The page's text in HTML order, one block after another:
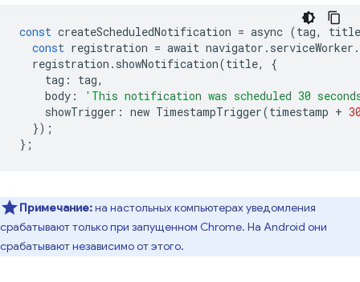
const createScheduledNotification = async (tag,
title
const registration = await navigator . serviceWorker .
registration . showNotification(title,
{
tag : tag,
body :
'This notification was scheduled 30
showTrigger : new TimestampTrigger(timestamp +
});
};
Примечание:на настольных компьютерах уведомления
срабатывают только при запущенном Chrome. На Android они
срабатывают независимо от этого.